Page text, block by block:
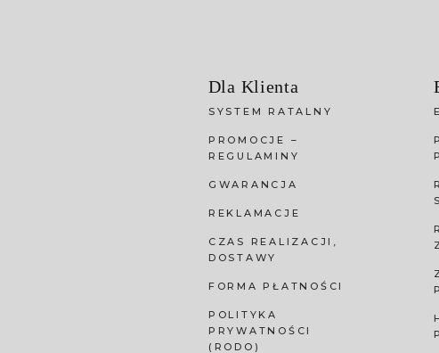
Dla Klienta
SYSTEM RATALNY
PROMOCJE –
REGULAMINY
GWARANCJA
REKLAMACJE
CZAS REALIZACJI,
DOSTAWY
FORMA PŁATNOŚCI
POLITYKA
PRYWATNOŚCI
(RODO)